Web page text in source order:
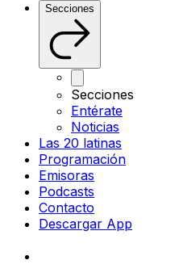
Secciones
Secciones
Entérate
Noticias
Las 20 latinas
Programación
Emisoras
Podcasts
Contacto
Descargar App